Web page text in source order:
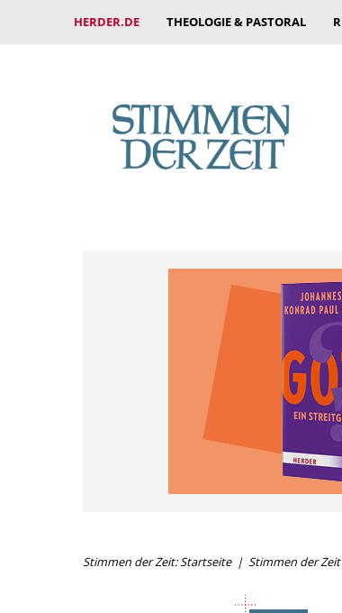
HERDER.DE THEOLOGIE & PASTORAL
Stimmen der Zeit: Startseite Stimmen der